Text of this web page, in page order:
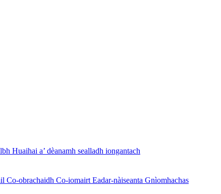
Huaihai a’ dèanamh sealladh iongantach
Co-obrachaidh Co-iomairt Eadar-nàiseanta Gnìomhachas